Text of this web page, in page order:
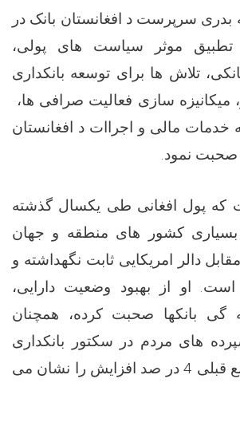
بدری سرپرست د افغانستان بانک در
تطبیق موثر سیاست های پولی،
تلاش ها برای توسعه بانکداری
میکانیزه سازی فعالیت صرافی ها،
مالی و اجراات د افغانستان
صحبت نمود.
که پول افغانی طی یکسال گذشته
کشور های منطقه و جهان
دالر امریکایی ثابت نگهداشته و
است. او از بهبود وضعیت دارایی،
گی بانکها صحبت کرده، همچنان
های مردم در سکتور بانکداری
اسلامی نظر به ربع قبلی 4 در صد افزایش را نشان می